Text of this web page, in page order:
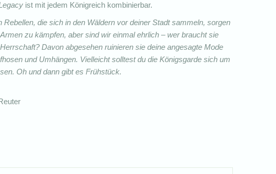
ist mit jedem Königreich kombinierbar.
die sich in den Wäldern vor deiner Stadt sammeln, sorgen
zu kämpfen, aber sind wir einmal ehrlich – wer braucht sie
Davon abgesehen ruinieren sie deine angesagte Mode
und Umhängen. Vielleicht solltest du die Königsgarde sich um
Oh und dann gibt es Frühstück.